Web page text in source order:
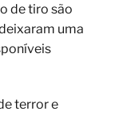
de tiro são
uma
terror e